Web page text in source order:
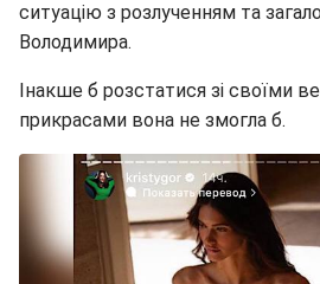
ситуацію з розлученням та
Володимира.
Інакше б розстатися зі своїми
прикрасами вона не змогла б.